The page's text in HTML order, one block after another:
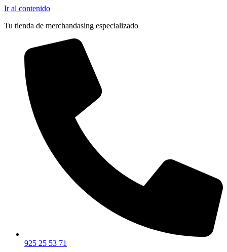
Ir al contenido
Tu tienda de merchandasing especializado
925 25 53 71